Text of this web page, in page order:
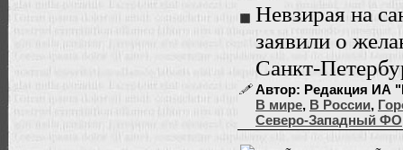
Невзирая на
заявили о
Санкт-
Автор: Редакция ИА
В мире, В России,
Северо-Западный ФО